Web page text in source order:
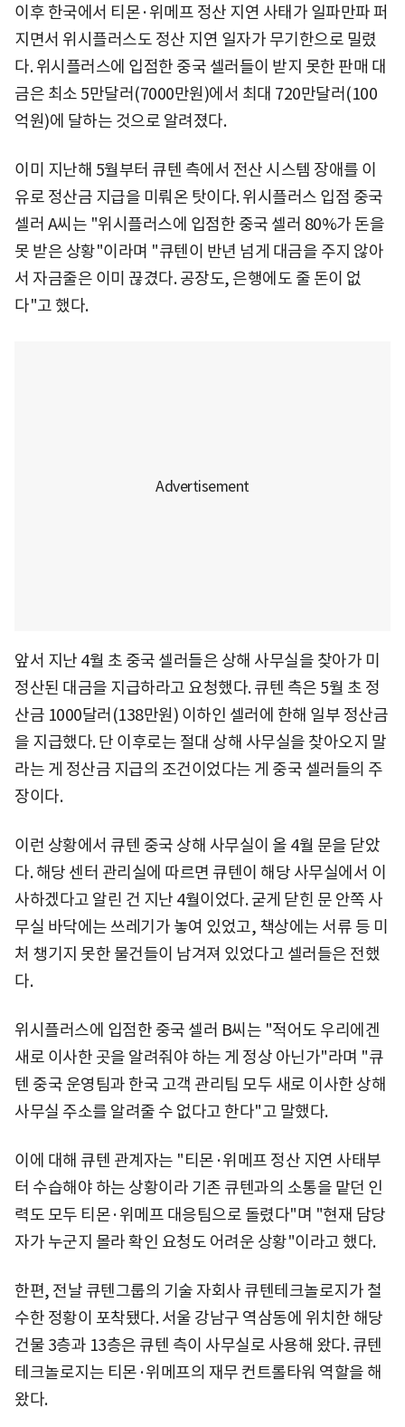
이후 한국에서 티몬·위메프 정산 지연 사태가 일파만파 퍼
지면서 위시플러스도 정산 지연 일자가 무기한으로 밀렸
다. 위시플러스에 입점한 중국 셀러들이 받지 못한 판매 대
금은 최소 5만달러(7000만원)에서 최대 720만달러(100
억원)에 달하는 것으로 알려졌다.
이미 지난해 5월부터 큐텐 측에서 전산 시스템 장애를 이
유로 정산금 지급을 미뤄온 탓이다. 위시플러스 입점 중국
셀러 A씨는 "위시플러스에 입점한 중국 셀러 80%가 돈을
못 받은 상황"이라며 "큐텐이 반년 넘게 대금을 주지 않아
서 자금줄은 이미 끊겼다. 공장도, 은행에도 줄 돈이 없
다"고 했다.
앞서 지난 4월 초 중국 셀러들은 상해 사무실을 찾아가 미
정산된 대금을 지급하라고 요청했다. 큐텐 측은 5월 초 정
산금 1000달러(138만원) 이하인 셀러에 한해 일부 정산금
을 지급했다. 단 이후로는 절대 상해 사무실을 찾아오지 말
라는 게 정산금 지급의 조건이었다는 게 중국 셀러들의 주
장이다.
이런 상황에서 큐텐 중국 상해 사무실이 올 4월 문을 닫았
다. 해당 센터 관리실에 따르면 큐텐이 해당 사무실에서 이
사하겠다고 알린 건 지난 4월이었다. 굳게 닫힌 문 안쪽 사
무실 바닥에는 쓰레기가 놓여 있었고, 책상에는 서류 등 미
처 챙기지 못한 물건들이 남겨져 있었다고 셀러들은 전했
다.
위시플러스에 입점한 중국 셀러 B씨는 "적어도 우리에겐
새로 이사한 곳을 알려줘야 하는 게 정상 아닌가"라며 "큐
텐 중국 운영팀과 한국 고객 관리팀 모두 새로 이사한 상해
사무실 주소를 알려줄 수 없다고 한다"고 말했다.
이에 대해 큐텐 관계자는 "티몬·위메프 정산 지연 사태부
터 수습해야 하는 상황이라 기존 큐텐과의 소통을 맡던 인
력도 모두 티몬·위메프 대응팀으로 돌렸다"며 "현재 담당
자가 누군지 몰라 확인 요청도 어려운 상황"이라고 했다.
한편, 전날 큐텐그룹의 기술 자회사 큐텐테크놀로지가 철
수한 정황이 포착됐다. 서울 강남구 역삼동에 위치한 해당
건물 3층과 13층은 큐텐 측이 사무실로 사용해 왔다. 큐텐
테크놀로지는 티몬·위메프의 재무 컨트롤타워 역할을 해
왔다.